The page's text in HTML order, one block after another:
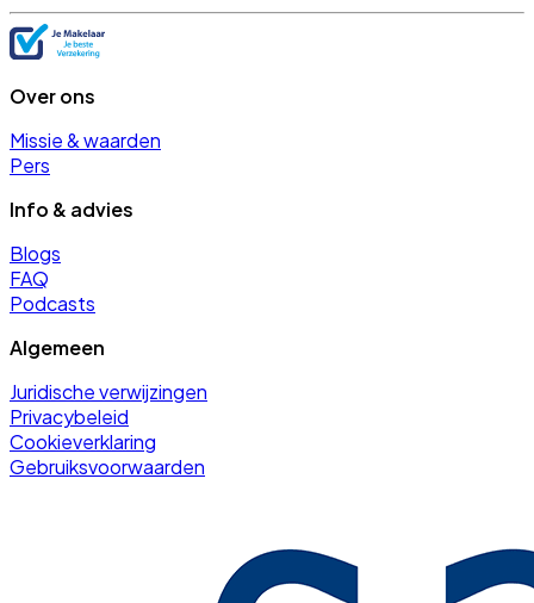
Over ons
Missie & waarden
Pers
Info & advies
Blogs
FAQ
Podcasts
Algemeen
Juridische verwijzingen
Privacybeleid
Cookieverklaring
Gebruiksvoorwaarden